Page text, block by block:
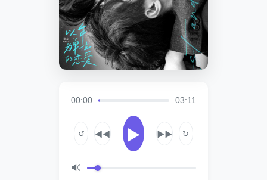
00:00 03:11
↺ ◀◀ ▶ ▶▶ ↻
🔊